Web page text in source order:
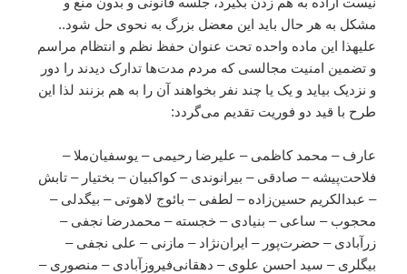
مشکل به هر حال باید این معضل بزرگ به نحوی حل شود..
علیهذا این ماده واحده تحت عنوان حفظ نظم و انتظام مراسم
و تضمین امنیت مجالسی که مردم مدت‌ها تدارک دیدند را دور
و نزدیک بیاید و یک یا چند نفر بخواهند آن را به هم بزنند لذا این
طرح با قید دو فوریت تقدیم می‌گردد:
عارف – محمد کاظمی – علیرضا رحیمی – یوسفیان‌ملا –
فلاحت‌پیشه – صادقی – بیرانوندی – کواکبیان – بختیار – تابش
– عبدالکریم حسین‌زاده – لطفی – بائوج لاهوتی – بیگدلی –
محجوب – ساعی – بنیادی – خجسته – محمدرضا نجفی –
زرآبادی – حضرت‌پور – ایران‌نژاد – مازنی – علی نجفی –
بیگلری – سید احسن علوی – دهقانی‌فیروزآبادی – منصوری –